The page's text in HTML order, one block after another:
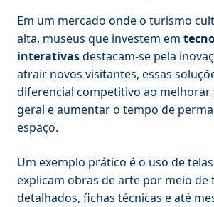
Em um mercado onde o turismo
alta, museus que investem em
interativasdestacam-se pela
atrair novos visitantes, essas
diferencial competitivo ao melhorar
geral e aumentar o tempo de
espaço.
Um exemplo prático é o uso de
explicam obras de arte por meio de
detalhados, fichas técnicas e até